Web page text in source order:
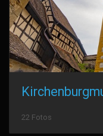
22 Fotos